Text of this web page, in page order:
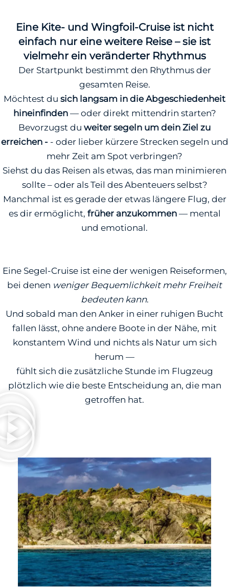
Eine Kite- und Wingfoil-Cruise ist nicht
einfach nur eine weitere Reise – sie ist
vielmehr ein veränderter Rhythmus
Der Startpunkt bestimmt den Rhythmus der
gesamten Reise.
Möchtest du sich langsam in die Abgeschiedenheit
hineinfinden— oder direkt mittendrin starten?
Bevorzugst du weiter segeln um dein Ziel zu
erreichen -- oder lieber kürzere Strecken segeln und
mehr Zeit am Spot verbringen?
Siehst du das Reisen als etwas, das man minimieren
sollte – oder als Teil des Abenteuers selbst?
Manchmal ist es gerade der etwas längere Flug, der
es dir ermöglicht, früher anzukommen— mental
und emotional.
Eine Segel-Cruise ist eine der wenigen Reiseformen,
bei denen weniger Bequemlichkeit mehr Freiheit
bedeuten kann.
Und sobald man den Anker in einer ruhigen Bucht
fallen lässt, ohne andere Boote in der Nähe, mit
konstantem Wind und nichts als Natur um sich
herum —
fühlt sich die zusätzliche Stunde im Flugzeug
plötzlich wie die beste Entscheidung an, die man
getroffen hat.